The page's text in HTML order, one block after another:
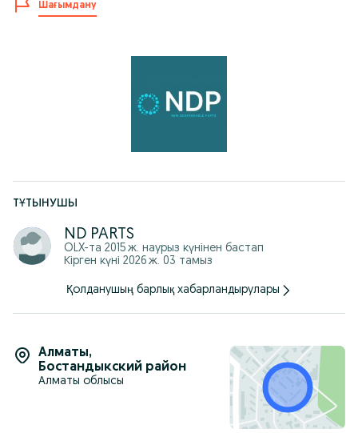
-Отправляем по КЗ, стоимость рассчитывается
индивидуально.
Шағымдану
ТҰТЫНУШЫ
ND PARTS
OLX-та 2015 ж. наурыз күнінен бастап
Кірген күні 2026 ж. 03 тамыз
Қолданушың барлық хабарландырулары
Алматы,
Бостандыкский район
Алматы облысы